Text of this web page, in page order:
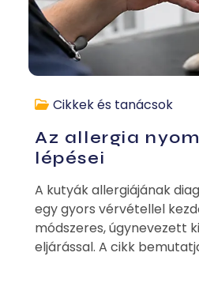
Cikkek és tanácsok
Az allergia
lépései
A kutyák allergiájának
egy gyors vérvétellel
módszeres, úgynevezett
eljárással. A cikk